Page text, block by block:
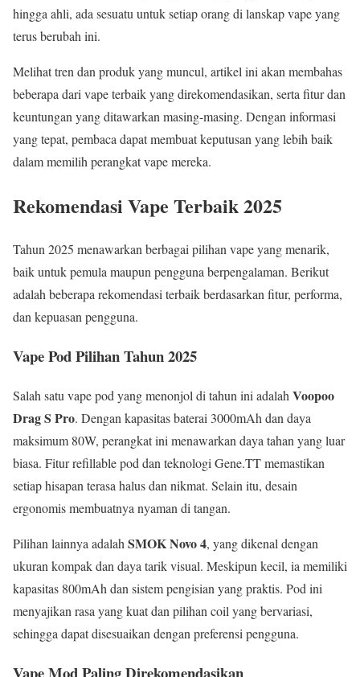
hingga ahli, ada sesuatu untuk setiap orang di lanskap vape yang
terus berubah ini.
Melihat tren dan produk yang muncul, artikel ini akan membahas
beberapa dari vape terbaik yang direkomendasikan, serta fitur dan
keuntungan yang ditawarkan masing-masing. Dengan informasi
yang tepat, pembaca dapat membuat keputusan yang lebih baik
dalam memilih perangkat vape mereka.
Rekomendasi Vape Terbaik 2025
Tahun 2025 menawarkan berbagai pilihan vape yang menarik,
baik untuk pemula maupun pengguna berpengalaman. Berikut
adalah beberapa rekomendasi terbaik berdasarkan fitur, performa,
dan kepuasan pengguna.
Vape Pod Pilihan Tahun 2025
Salah satu vape pod yang menonjol di tahun ini adalah Voopoo
Drag S Pro. Dengan kapasitas baterai 3000mAh dan daya
maksimum 80W, perangkat ini menawarkan daya tahan yang luar
biasa. Fitur refillable pod dan teknologi Gene.TT memastikan
setiap hisapan terasa halus dan nikmat. Selain itu, desain
ergonomis membuatnya nyaman di tangan.
Pilihan lainnya adalah SMOK Novo 4, yang dikenal dengan
ukuran kompak dan daya tarik visual. Meskipun kecil, ia memiliki
kapasitas 800mAh dan sistem pengisian yang praktis. Pod ini
menyajikan rasa yang kuat dan pilihan coil yang bervariasi,
sehingga dapat disesuaikan dengan preferensi pengguna.
Vape Mod Paling Direkomendasikan